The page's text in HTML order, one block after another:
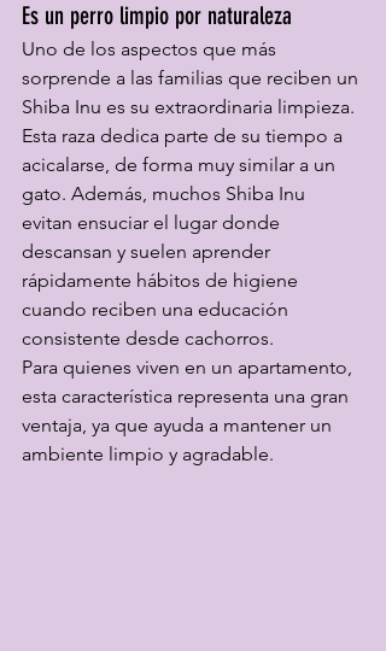
Es un perro limpio por naturaleza
Uno de los aspectos que más
sorprende a las familias que reciben un
Shiba Inu es su extraordinaria limpieza.
Esta raza dedica parte de su tiempo a
acicalarse, de forma muy similar a un
gato. Además, muchos Shiba Inu
evitan ensuciar el lugar donde
descansan y suelen aprender
rápidamente hábitos de higiene
cuando reciben una educación
consistente desde cachorros.
Para quienes viven en un apartamento,
esta característica representa una gran
ventaja, ya que ayuda a mantener un
ambiente limpio y agradable.